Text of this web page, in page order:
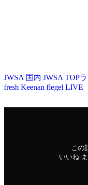
JWSA 国内 JWSA TOP
fresh Keenan flegel LIVE
この
いいね